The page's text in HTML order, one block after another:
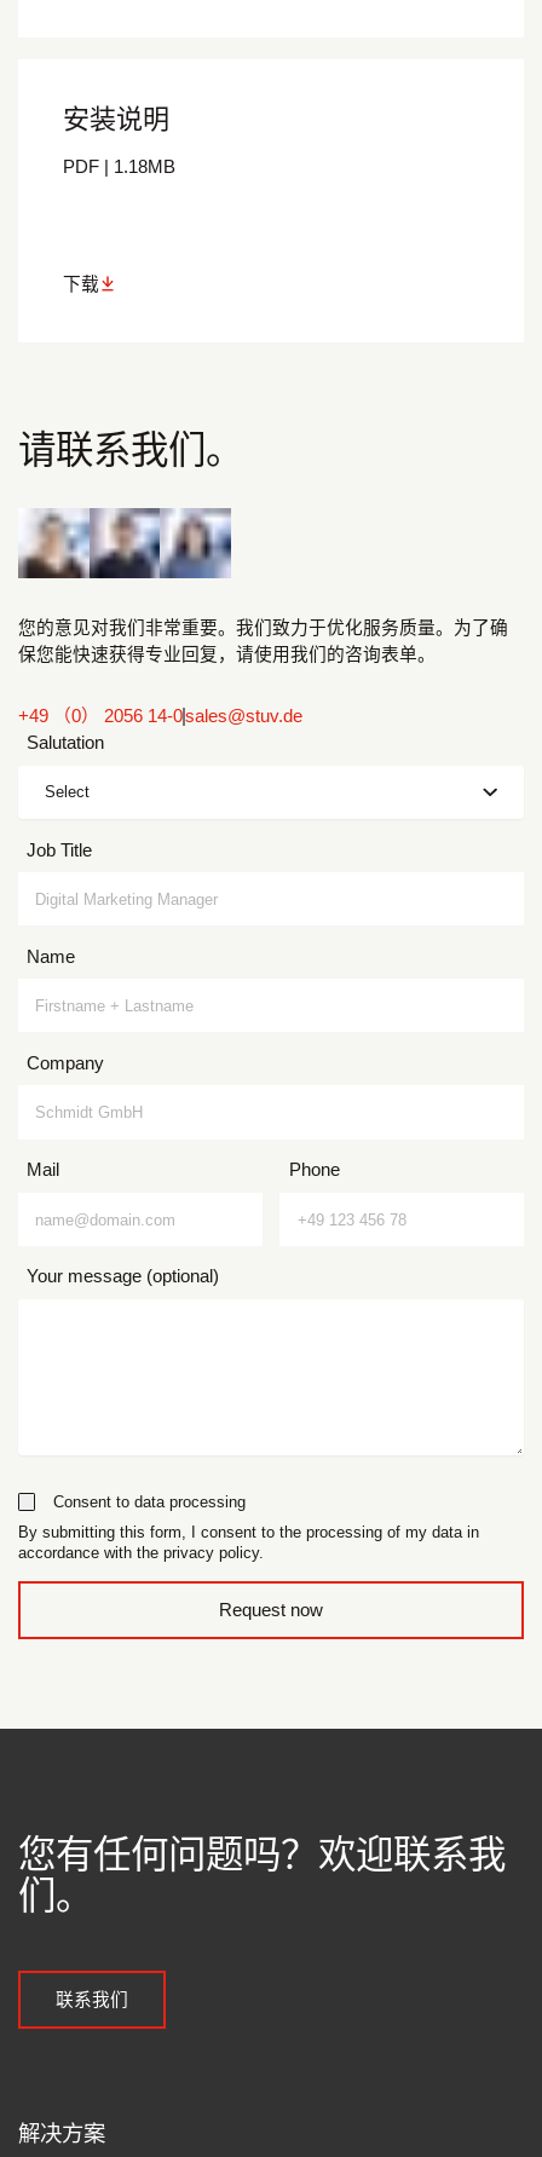
安装说明
PDF| 1.18MB
下载
请联系我们。
您的意见对我们非常重要。我们致力于优化服务质量。为了确
保您能快速获得专业回复，请使用我们的咨询表单。
+49 （0） 2056 14-0sales@stuv.de
Salutation
Select
Job Title
Name
Company
Mail Phone
Your message (optional)
Consent to data processing
By submitting this form, I consent to the processing of my data in
accordance with the privacy policy.
Request now
您有任何问题吗？欢迎联系我
们。
联系我们
解决方案